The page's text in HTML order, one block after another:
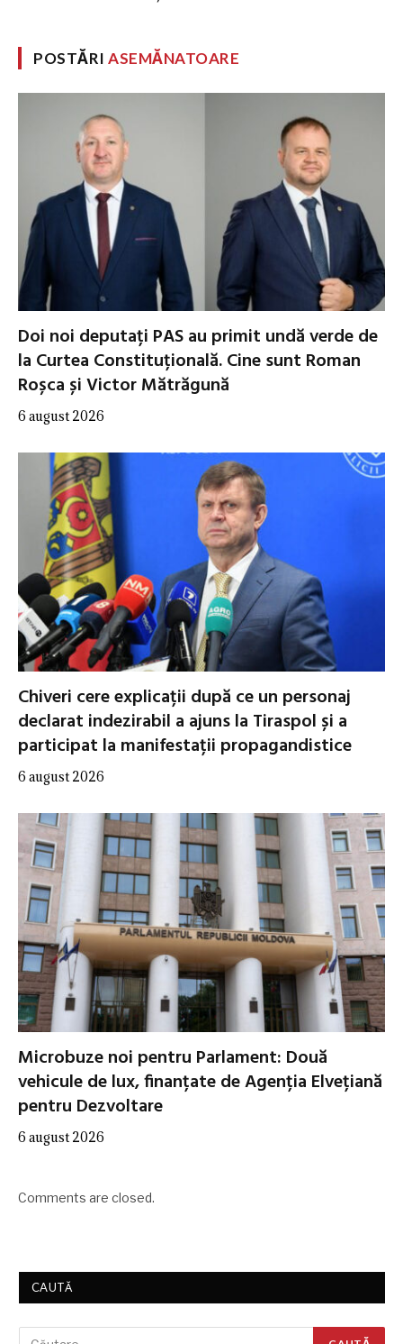
POSTĂRIASEMĂNATOARE
Doi noi deputați PAS au primit undă verde de
la Curtea Constituțională. Cine sunt Roman
Roșca și Victor Mătrăgună
6 august 2026
Chiveri cere explicații după ce un personaj
declarat indezirabil a ajuns la Tiraspol și a
participat la manifestații propagandistice
6 august 2026
Microbuze noi pentru Parlament: Două
vehicule de lux, finanțate de Agenția Elvețiană
pentru Dezvoltare
6 august 2026
Comments are closed.
CAUTĂ